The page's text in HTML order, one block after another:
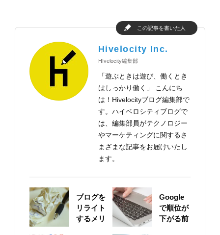
この記事を書いた人
Hivelocity Inc.
HIvelocity編集部
「遊ぶときは遊び、働くとき
はしっかり働く」 こんにち
は！Hivelocityブログ編集部で
す。ハイベロシティブログで
は、編集部員がテクノロジー
やマーケティングに関するさ
まざまな記事をお届けいたし
ます。
ブログを
リライト
するメリ
Google
で順位が
下がる前